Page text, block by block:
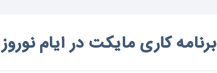
برنامه کاری مایکت در ایام نوروز ۱۴۰۱